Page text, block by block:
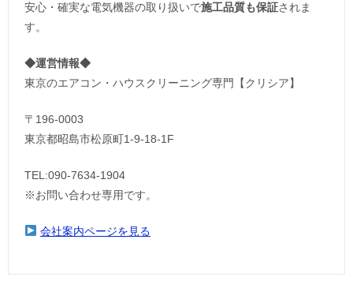
安心・確実な電気機器の取り扱いで施工品質も保証されま
す。
◆運営情報◆
東京のエアコン・ハウスクリーニング専門【クリシア】
〒196-0003
東京都昭島市松原町1-9‐18‐1F
TEL:090-7634-1904
※お問い合わせ専用です。
会社案内ページを見る